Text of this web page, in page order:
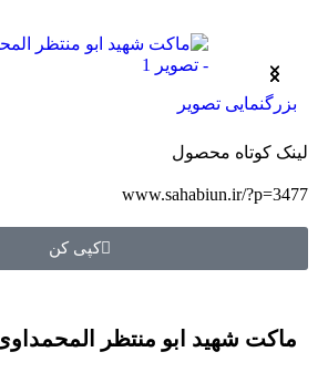
بزرگنمایی تصویر
لینک کوتاه محصول
www.sahabiun.ir/?p=3477
کپی کن
ماکت شهید ابو منتظر